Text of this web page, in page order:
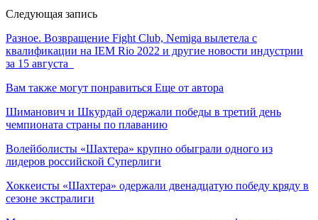
Следующая запись
Разное. Возвращение Fight Club, Nemiga вылетела с
квалификации на IEM Rio 2022 и другие новости индустрии
за 15 августа
Вам также могут понравиться Еще от автора
Шиманович и Шкурдай одержали победы в третий день
чемпионата страны по плаванию
Волейболисты «Шахтера» крупно обыграли одного из
лидеров российской Суперлиги
Хоккеисты «Шахтера» одержали двенадцатую победу кряду в
сезоне экстралиги